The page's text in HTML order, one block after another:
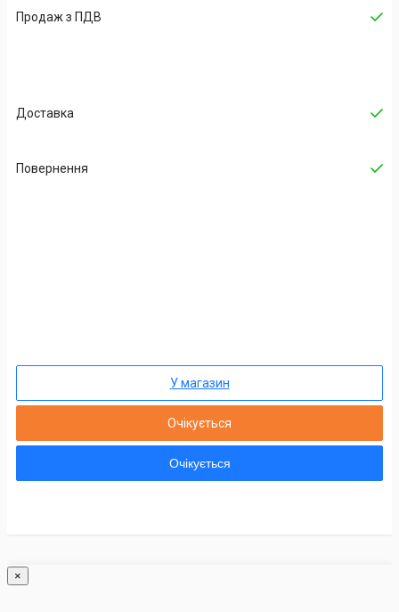
Продаж з ПДВ
Доставка
Повернення
У магазин
Очікується
Очікується
×